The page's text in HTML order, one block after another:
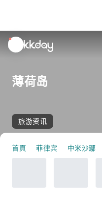
unread
notifications
薄荷岛
旅游资讯
首頁 菲律宾 中米沙鄢